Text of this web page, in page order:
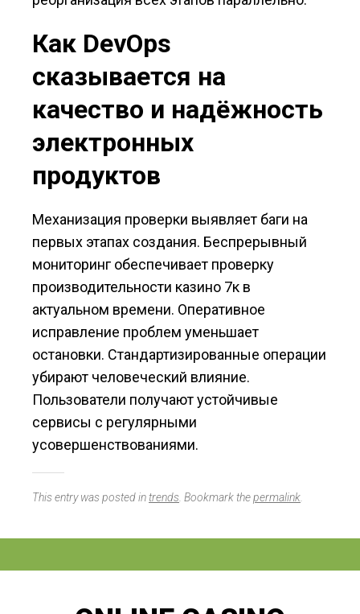
Как DevOps
сказывается на
качество и надёжность
электронных
продуктов
Механизация проверки выявляет баги на
первых этапах создания. Беспрерывный
мониторинг обеспечивает проверку
производительности казино 7к в
актуальном времени. Оперативное
исправление проблем уменьшает
остановки. Стандартизированные операции
убирают человеческий влияние.
Пользователи получают устойчивые
сервисы с регулярными
усовершенствованиями.
This entry was posted intrends . Bookmark thepermalink